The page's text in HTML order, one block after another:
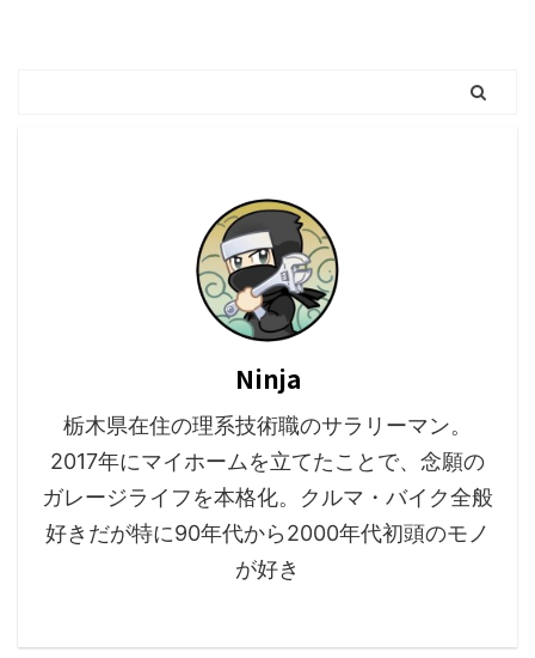
Ninja
栃木県在住の理系技術職のサラリーマン。
2017年にマイホームを立てたことで、念願の
ガレージライフを本格化。クルマ・バイク全般
好きだが特に90年代から2000年代初頭のモノ
が好き